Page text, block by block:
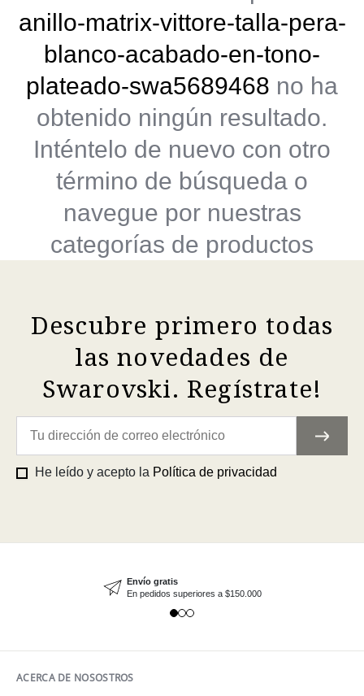
anillo-matrix-vittore-talla-pera-
blanco-acabado-en-tono-
plateado-swa5689468 no ha
obtenido ningún resultado.
Inténtelo de nuevo con otro
término de búsqueda o
navegue por nuestras
categorías de productos
Descubre primero todas
las novedades de
Swarovski. Regístrate!
He leído y acepto la Política de privacidad
Envío gratis
En pedidos superiores a $150.000
ACERCA DE NOSOSTROS